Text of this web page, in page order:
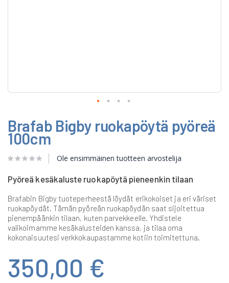
to
the
beginning
the
gallery
Brafab Bigby ruokapöytä pyöreä
100cm
Ole ensimmäinen tuotteen arvostelija
Pyöreä kesäkaluste ruokapöytä pieneenkin tilaan
Brafabin Bigby tuoteperheestä löydät erikokoiset ja eri väriset
ruokapöydät. Tämän pyöreän ruokapöydän saat sijoitettua
pienempäänkin tilaan, kuten parvekkeelle. Yhdistele
valikoimamme kesäkalusteiden kanssa, ja tilaa oma
kokonaisuutesi verkkokaupastamme kotiin toimitettuna.
350,00 €